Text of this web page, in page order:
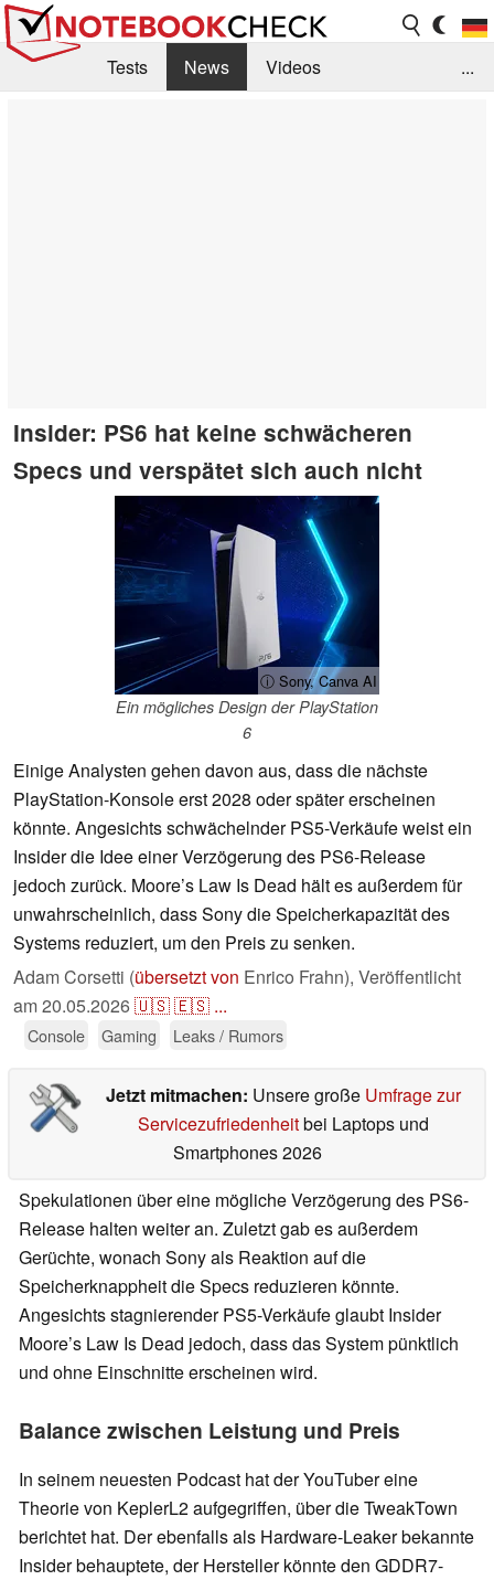
Tests News
Videos
...
Insider: PS6 hat keine schwächeren
Specs und verspätet sich auch nicht
ⓘ Sony, Canva AI
Ein mögliches Design der PlayStation
6
Einige Analysten gehen davon aus, dass die nächste
PlayStation-Konsole erst 2028 oder später erscheinen
könnte. Angesichts schwächelnder PS5-Verkäufe weist ein
Insider die Idee einer Verzögerung des PS6-Release
jedoch zurück. Moore’s Law Is Dead hält es außerdem für
unwahrscheinlich, dass Sony die Speicherkapazität des
Systems reduziert, um den Preis zu senken.
Adam Corsetti (übersetzt von Enrico Frahn), Veröffentlicht
am20.05.2026🇺🇸🇪🇸 ...
Console Gaming Leaks / Rumors
Jetzt mitmachen: Unsere große Umfrage zur
Servicezufriedenheitbei Laptops und
Smartphones 2026
Spekulationen über eine mögliche Verzögerung des PS6-
Release halten weiter an. Zuletzt gab es außerdem
Gerüchte, wonach Sony als Reaktion auf die
Speicherknappheit die Specs reduzieren könnte.
Angesichts stagnierender PS5-Verkäufe glaubt Insider
Moore’s Law Is Dead jedoch, dass das System pünktlich
und ohne Einschnitte erscheinen wird.
Balance zwischen Leistung und Preis
In seinem neuesten Podcast hat der YouTuber eine
Theorie von KeplerL2 aufgegriffen, über die TweakTown
berichtet hat. Der ebenfalls als Hardware-Leaker bekannte
Insider behauptete, der Hersteller könnte den GDDR7-